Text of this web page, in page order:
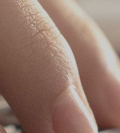
전통시장 디지털
역량강화 사업